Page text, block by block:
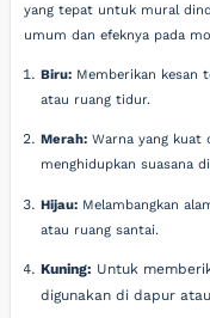
yang tepat untuk mural
umum dan efeknya pada
Biru:Memberikan kesan
atau ruang tidur.
Merah:Warna yang kuat
menghidupkan suasana
Hijau:Melambangkan
atau ruang santai.
Kuning: Untuk
digunakan di dapur